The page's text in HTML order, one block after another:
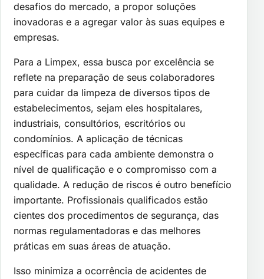
desafios do mercado, a propor soluções
inovadoras e a agregar valor às suas equipes e
empresas.
Para a Limpex, essa busca por excelência se
reflete na preparação de seus colaboradores
para cuidar da limpeza de diversos tipos de
estabelecimentos, sejam eles hospitalares,
industriais, consultórios, escritórios ou
condomínios. A aplicação de técnicas
específicas para cada ambiente demonstra o
nível de qualificação e o compromisso com a
qualidade. A redução de riscos é outro benefício
importante. Profissionais qualificados estão
cientes dos procedimentos de segurança, das
normas regulamentadoras e das melhores
práticas em suas áreas de atuação.
Isso minimiza a ocorrência de acidentes de